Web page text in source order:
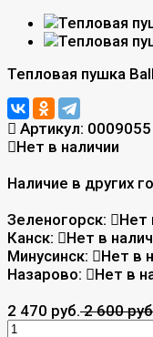
Тепловая пушка
Артикул: 0009055
Нет в наличии
Наличие в других
Зеленогорск:
Нет
Канск:
Нет в
Минусинск:
Нет в
Назарово:
Нет в
2 470 руб.2 600